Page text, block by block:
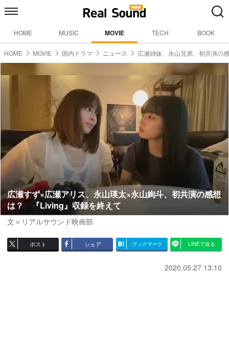
HOME MUSIC MOVIE TECH BOOK
HOME MOVIE 国内ドラマ ニュース 広瀬姉妹、永山兄弟、初共演の
広瀬すず×広瀬アリス、永山瑛太×永山絢斗、初共演の感想
は？ 『Living』収録を終えて
文＝リアルサウンド映画部
ポスト シェア ブックマーク LINEで送る
2020.05.27 13:10